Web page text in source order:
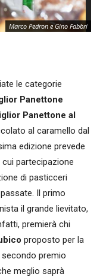
Marco Pedron e Gino Fabbri
le categorie
Panettone
Panettone al
al caramello dal
edizione prevede
cui partecipazione
di pasticceri
Il primo
il grande lievitato,
premierà chi
proposto per la
premio
meglio saprà